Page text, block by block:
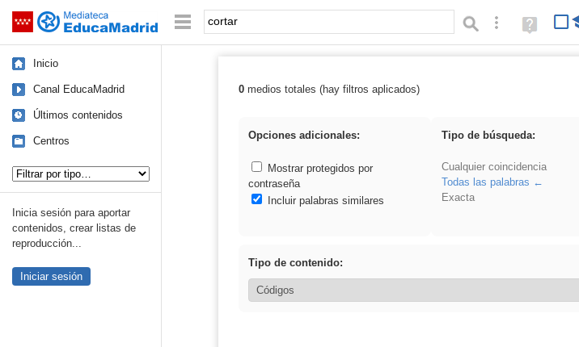
Saltar navegación Palabra o frase: Búsqueda avanzada
Ayuda
(en
Inicio
Canal EducaMadrid
Últimos contenidos
Centros
Inicia sesión para aportar
contenidos, crear listas de
reproducción...
Iniciar sesión
Resultados de: cortar
0medios totales (hay filtros aplicados)
Opciones adicionales:
Mostrar protegidos por
contraseña
Incluir palabras similares
Tipo de búsqueda:
Cualquier coincidencia
Todas las palabras
Exacta
Tipo de contenido: